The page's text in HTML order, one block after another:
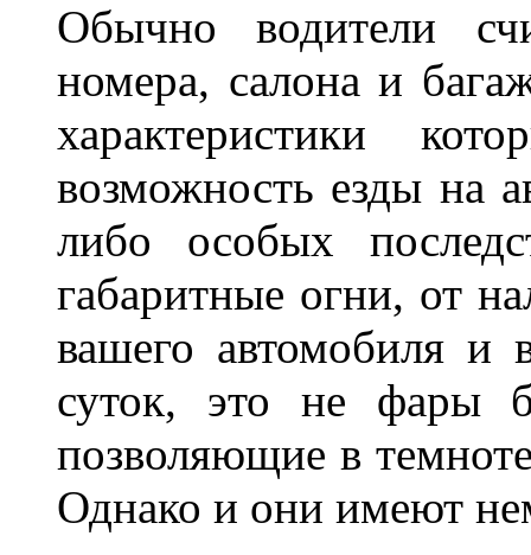
Обычно водители
номера, салона и
характеристики
возможность езды на
либо особых
габаритные огни, от
вашего автомобиля и
суток, это не фары
позволяющие в
Однако и они имеют